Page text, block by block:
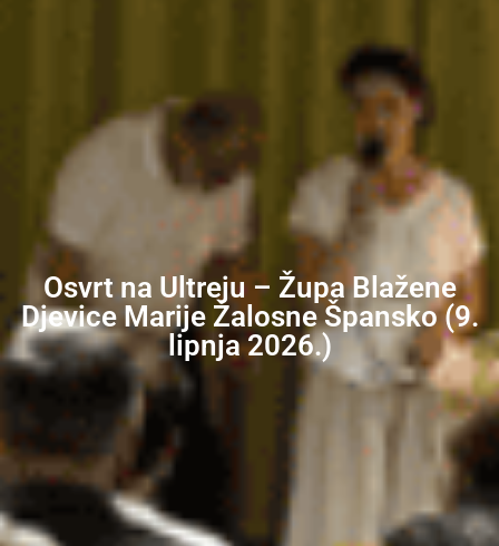
Osvrt na Ultreju – Župa Blažene
Djevice Marije Žalosne Špansko (9.
lipnja 2026.)